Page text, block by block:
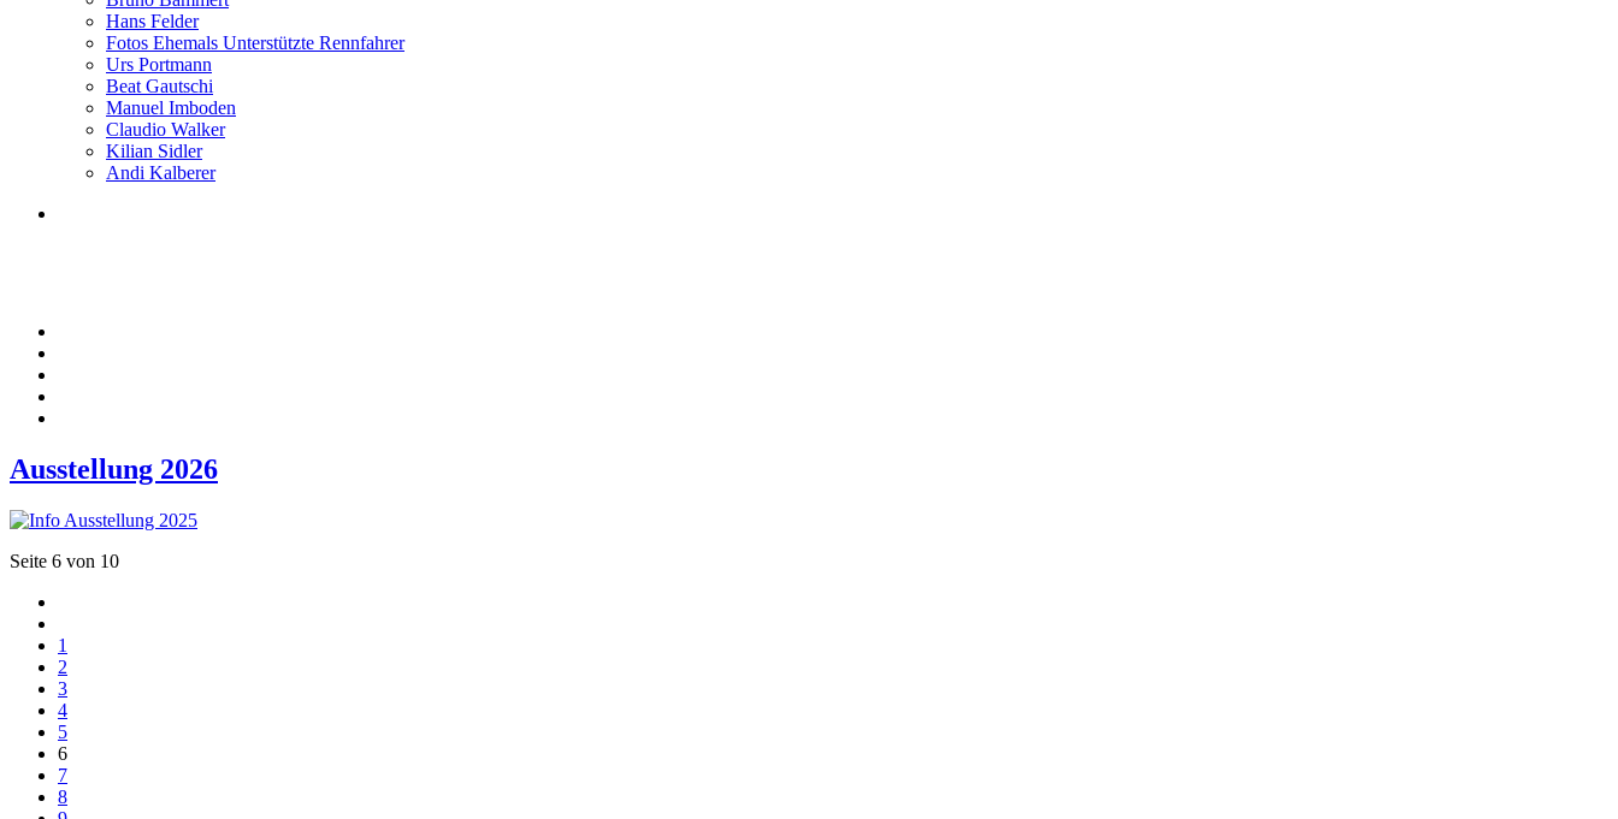
Hans Felder
Fotos Ehemals Unterstützte Rennfahrer
Urs Portmann
Beat Gautschi
Manuel Imboden
Claudio Walker
Kilian Sidler
Andi Kalberer
Ausstellung 2026
Seite 6 von 10
1
2
3
4
5
6
7
8